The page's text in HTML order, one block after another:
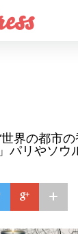
界の都市
パリやソウ